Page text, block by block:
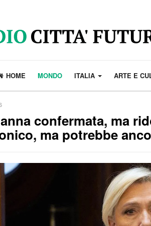
HOME MONDO ITALIA ARTE E
confermata, ma
ma potrebbe